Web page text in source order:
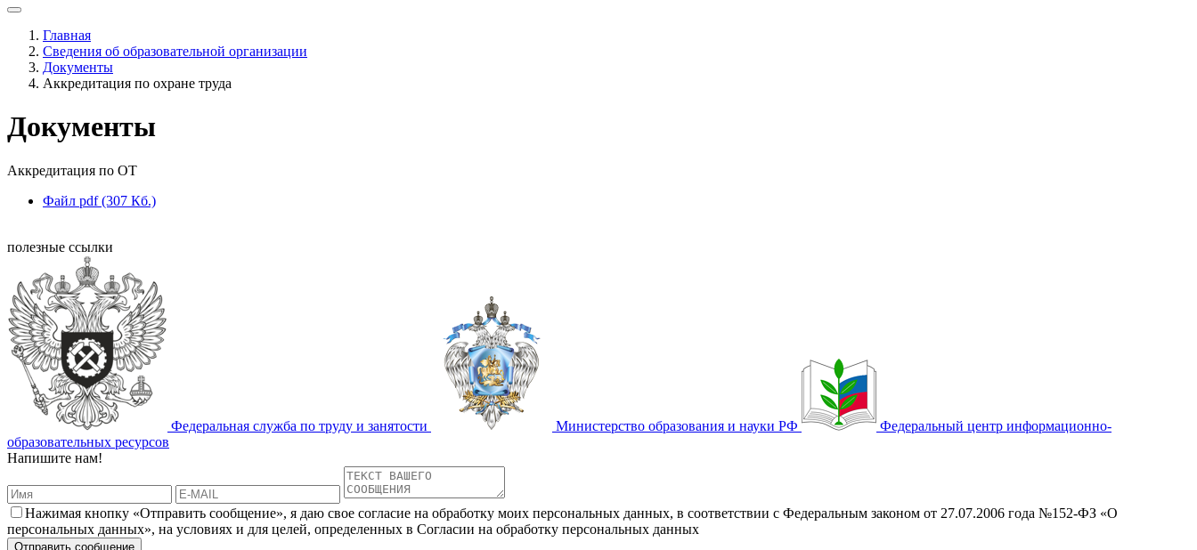
Главная
Сведения об образовательной организации
Документы
Аккредитация по охране труда
Документы
Аккредитация по ОТ
Файл pdf (307 Кб.)
полезные ссылки
Федеральная служба по труду и занятости Министерство образования и науки РФ
Федеральный центр информационно-
образовательных ресурсов
Напишите нам!
Нажимая кнопку «Отправить сообщение», я даю свое согласие на обработку моих персональных данных, в соответствии с Федеральным законом от 27.07.2006 года №152-ФЗ «О
персональных данных», на условиях и для целей, определенных в Согласии на обработку персональных данных